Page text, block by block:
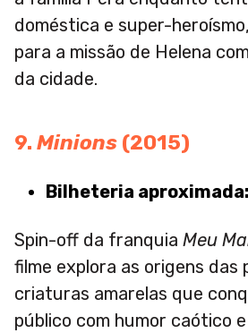
doméstica e super-
para a missão de Helena
da cidade.
9. Minions (2015)
Bilheteria aproximada:
Spin-off da franquia Meu
filme explora as origens das
criaturas amarelas que
público com humor caótico